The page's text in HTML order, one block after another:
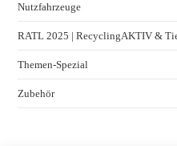
Nutzfahrzeuge
RATL 2025 | RecyclingAKTIV &
Themen-Spezial
Zubehör